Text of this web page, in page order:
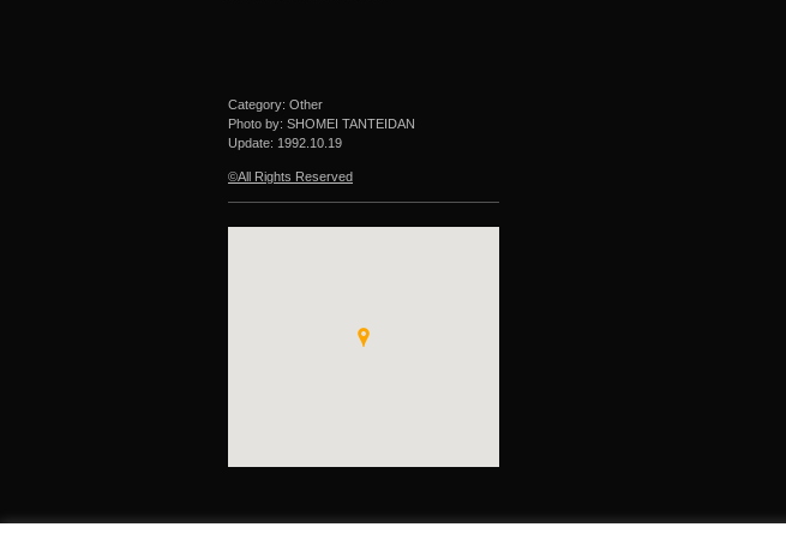
Category: Other
Photo by: SHOMEI TANTEIDAN
Update: 1992.10.19
©All Rights Reserved